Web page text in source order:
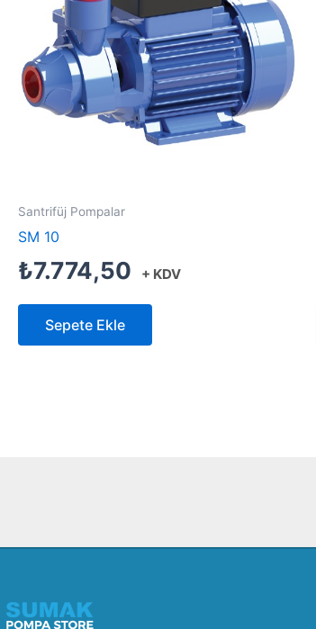
Santrifüj Pompalar
SM 10
₺7.774,50 + KDV
Sepete Ekle